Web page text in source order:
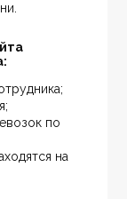
по
на